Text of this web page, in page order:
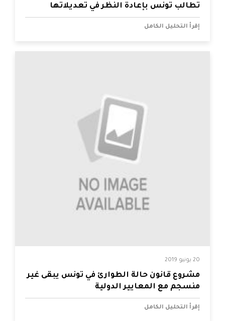
تطالب تونس بإعادة النظر في تعديلاتها
إقرأ التحليل الكامل
20 يونيو 2019
مشروع قانون حالة الطوارئ في تونس يبقى غير
منسجم مع المعايير الدولية
إقرأ التحليل الكامل